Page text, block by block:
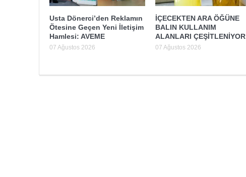
Usta Dönerci’den Reklamın
Ötesine Geçen Yeni İletişim
Hamlesi: AVEME
07 Ağustos 2026
İÇECEKTEN ARA ÖĞÜNE
BALIN KULLANIM
ALANLARI ÇEŞİTLENİYOR
07 Ağustos 2026